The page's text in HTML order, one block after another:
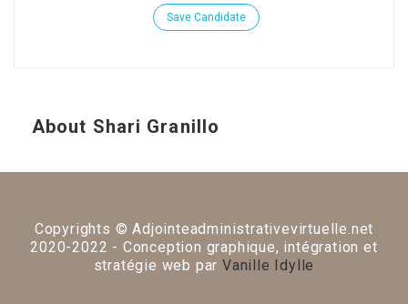
Save Candidate
About Shari Granillo
Copyrights © Adjointeadministrativevirtuelle.net
2020-2022 - Conception graphique, intégration et
stratégie web parVanille Idylle